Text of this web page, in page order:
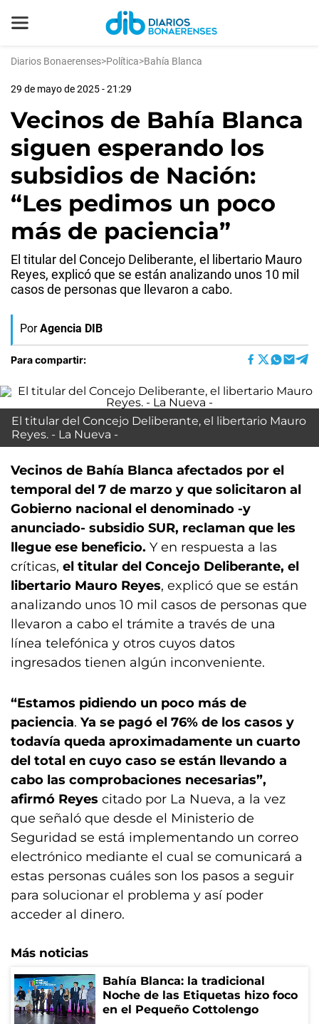
Diarios Bonaerenses>Política>Bahía Blanca
29 de mayo de 2025 - 21:29
Vecinos de Bahía Blanca
siguen esperando los
subsidios de Nación:
“Les pedimos un poco
más de paciencia”
El titular del Concejo Deliberante, el libertario Mauro
Reyes, explicó que se están analizando unos 10 mil
casos de personas que llevaron a cabo.
Por Agencia DIB
Para compartir:
El titular del Concejo Deliberante, el libertario Mauro
Reyes. - La Nueva -
Vecinos de Bahía Blanca afectados por el
temporal del 7 de marzo y que solicitaron al
Gobierno nacional el denominado -y
anunciado- subsidio SUR, reclaman que les
llegue ese beneficio. Y en respuesta a las
críticas, el titular del Concejo Deliberante, el
libertario Mauro Reyes, explicó que se están
analizando unos 10 mil casos de personas que
llevaron a cabo el trámite a través de una
línea telefónica y otros cuyos datos
ingresados tienen algún inconveniente.
“Estamos pidiendo un poco más de
paciencia. Ya se pagó el 76% de los casos y
todavía queda aproximadamente un cuarto
del total en cuyo caso se están llevando a
cabo las comprobaciones necesarias”,
afirmó Reyes citado por La Nueva, a la vez
que señaló que desde el Ministerio de
Seguridad se está implementando un correo
electrónico mediante el cual se comunicará a
estas personas cuáles son los pasos a seguir
para solucionar el problema y así poder
acceder al dinero.
Más noticias
Bahía Blanca: la tradicional
Noche de las Etiquetas hizo foco
en el Pequeño Cottolengo